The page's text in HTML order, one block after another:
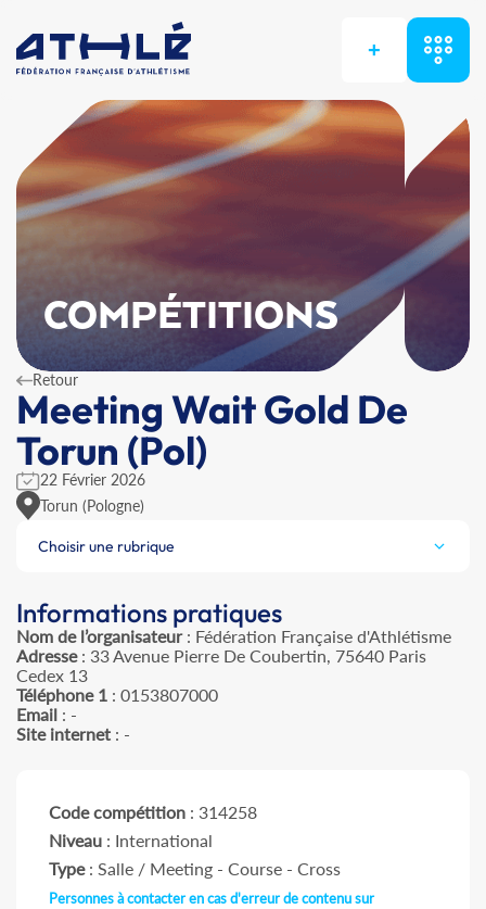
+
COMPÉTITIONS
Retour
Meeting Wait Gold De
Torun (Pol)
22 Février 2026
Torun (Pologne)
Choisir une rubrique
Informations pratiques
Nom de l’organisateur: Fédération Française d'Athlétisme
Adresse: 33 Avenue Pierre De Coubertin, 75640 Paris
Cedex 13
Téléphone 1 : 0153807000
Email : -
Site internet : -
Code compétition : 314258
Niveau : International
Type: Salle / Meeting - Course - Cross
Personnes à contacter en cas d'erreur de contenu sur